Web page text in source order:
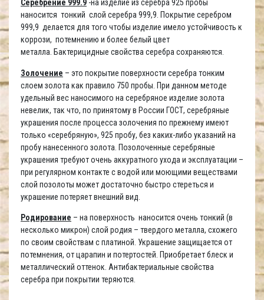
Серебрение 999.9 -на изделие из серебра 925 пробы
наносится тонкий слой серебра 999,9. Покрытие серебром
999,9 делается для того чтобы изделие имело устойчивость к
коррози, потемнению и более белый цвет
металла. Бактерицидные свойства серебра сохраняются.
Золочение – это покрытие поверхности серебра тонким
слоем золота как правило 750 пробы. При данном методе
удельный вес наносимого на серебряное изделие золота
невелик, так что, по принятому в России ГОСТ, серебряные
украшения после процесса золочения по прежнему имеют
только «серебряную», 925 пробу, без каких-либо указаний на
пробу нанесенного золота. Позолоченные серебряные
украшения требуют очень аккуратного ухода и эксплуатации –
при регулярном контакте с водой или моющими веществами
слой позолоты может достаточно быстро стереться и
украшение потеряет внешний вид.
Родирование – на поверхность наносится очень тонкий (в
несколько микрон) слой родия – твердого металла, схожего
по своим свойствам с платиной. Украшение защищается от
потемнения, от царапин и потертостей. Приобретает блеск и
металлический оттенок. Антибактериальные свойства
серебра при покрытии теряются.